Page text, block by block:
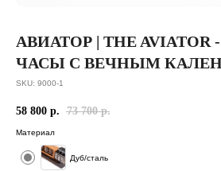
АВИАТОР | THE
ЧАСЫ С ВЕЧНЫМ
SKU: 9000-1
58 800 р. 73 700 р.
Материал
Дуб/сталь